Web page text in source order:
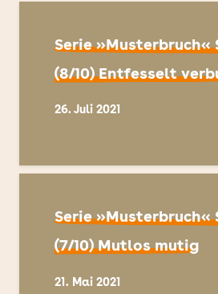
Serie »Musterbruch«
(8/10) Entfesselt
26. Juli 2021
Serie »Musterbruch«
(7/10) Mutlos mutig
21. Mai 2021